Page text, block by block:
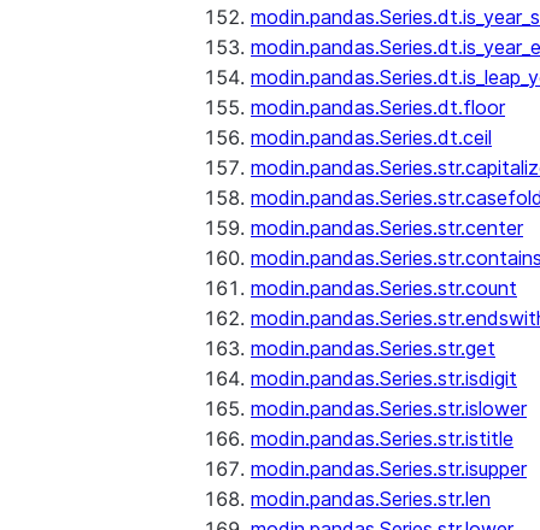
modin.pandas.Series.dt.floor
modin.pandas.Series.dt.ceil
modin.pandas.Series.str.center
modin.pandas.Series.str.count
modin.pandas.Series.str.get
modin.pandas.Series.str.isdigit
modin.pandas.Series.str.islower
modin.pandas.Series.str.istitle
modin.pandas.Series.str.isupper
modin.pandas.Series.str.len